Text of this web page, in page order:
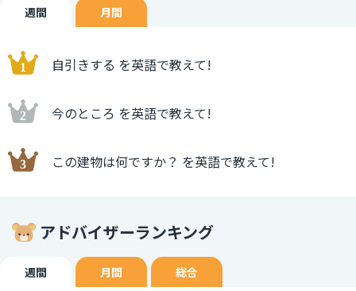
週間 月間
自引きする を英語で教えて!
今のところ を英語で教えて!
この建物は何ですか？ を英語で教えて!
アドバイザーランキング
週間 月間 総合